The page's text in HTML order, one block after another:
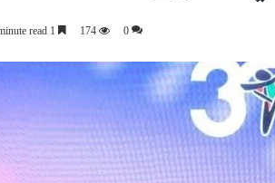
0
174